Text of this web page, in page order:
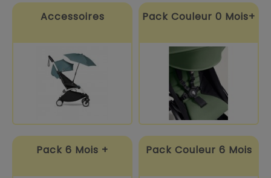
Accessoires Pack Couleur 0 Mois+
Pack 6 Mois + Pack Couleur 6 Mois